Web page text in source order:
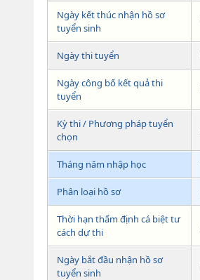
Ngày kết thúc nhận hồ sơ
tuyển sinh
Ngày thi tuyển
Ngày công bố kết quả thi
tuyển
Kỳ thi / Phương pháp tuyển
chọn
Tháng năm nhập học
Phân loại hồ sơ
Thời hạn thẩm định cá biệt tư
cách dự thi
Ngày bắt đầu nhận hồ sơ
tuyển sinh